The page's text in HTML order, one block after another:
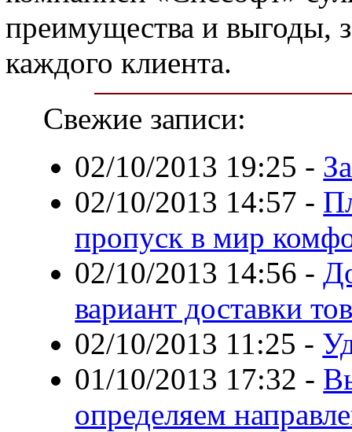
преимущества и выгоды,
каждого клиента.
Свежие записи:
02/10/2013 19:25 -
02/10/2013 14:57 -
пропуск в мир
02/10/2013 14:56 -
вариант доставки
02/10/2013 11:25 -
01/10/2013 17:32 -
определяем